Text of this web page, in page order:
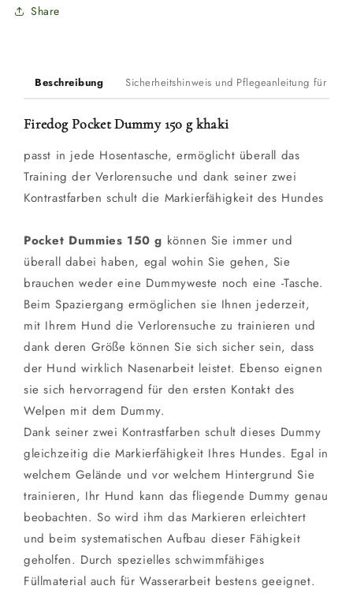
Share
Beschreibung Sicherheitshinweis und Pflegeanleitung für
Firedog Pocket Dummy 150 g khaki
passt in jede Hosentasche, ermöglicht überall das
Training der Verlorensuche und dank seiner zwei
Kontrastfarben schult die Markierfähigkeit des Hundes
Pocket Dummies 150 g können Sie immer und
überall dabei haben, egal wohin Sie gehen, Sie
brauchen weder eine Dummyweste noch eine -Tasche.
Beim Spaziergang ermöglichen sie Ihnen jederzeit,
mit Ihrem Hund die Verlorensuche zu trainieren und
dank deren Größe können Sie sich sicher sein, dass
der Hund wirklich Nasenarbeit leistet. Ebenso eignen
sie sich hervorragend für den ersten Kontakt des
Welpen mit dem Dummy.
Dank seiner zwei Kontrastfarben schult dieses Dummy
gleichzeitig die Markierfähigkeit Ihres Hundes. Egal in
welchem Gelände und vor welchem Hintergrund Sie
trainieren, Ihr Hund kann das fliegende Dummy genau
beobachten. So wird ihm das Markieren erleichtert
und beim systematischen Aufbau dieser Fähigkeit
geholfen. Durch spezielles schwimmfähiges
Füllmaterial auch für Wasserarbeit bestens geeignet.